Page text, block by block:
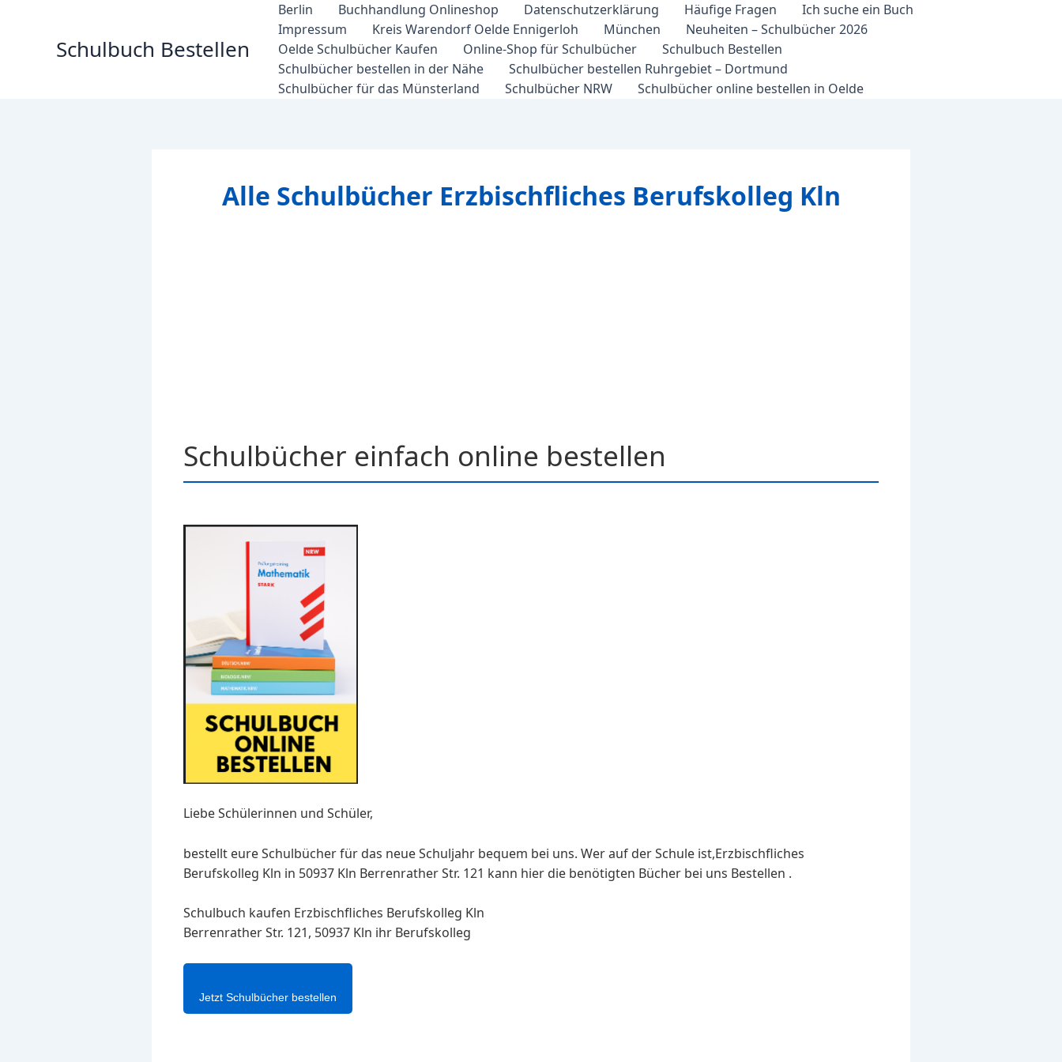
Schulbuch Bestellen
Berlin Buchhandlung Onlineshop Datenschutzerklärung Häufige Fragen
Ich suche ein Buch
Impressum
Kreis Warendorf Oelde Ennigerloh München
Neuheiten – Schulbücher 2026
Oelde Schulbücher Kaufen
Online-Shop für Schulbücher
Schulbuch Bestellen
Schulbücher bestellen in der Nähe
Schulbücher bestellen Ruhrgebiet – Dortmund
Schulbücher für das Münsterland
Schulbücher NRW Schulbücher online bestellen in Oelde
Alle Schulbücher Erzbischfliches Berufskolleg Kln
Schulbücher einfach online bestellen
Liebe Schülerinnen und Schüler,
bestellt eure Schulbücher für das neue Schuljahr bequem bei uns. Wer auf der Schule ist,Erzbischfliches
Berufskolleg Kln in 50937 Kln Berrenrather Str. 121 kann hier die benötigten Bücher bei uns Bestellen .
Schulbuch kaufen Erzbischfliches Berufskolleg Kln
Berrenrather Str. 121, 50937 Kln ihr Berufskolleg
Jetzt Schulbücher bestellen